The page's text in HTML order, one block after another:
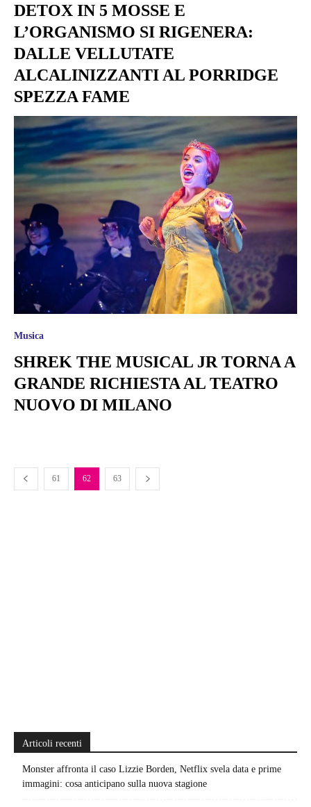
DETOX IN 5 MOSSE E
L’ORGANISMO SI RIGENERA:
DALLE VELLUTATE
ALCALINIZZANTI AL PORRIDGE
SPEZZA FAME
Musica
SHREK THE MUSICAL JR TORNA A
GRANDE RICHIESTA AL TEATRO
NUOVO DI MILANO
61 62 63
Articoli recenti
Monster affronta il caso Lizzie Borden, Netflix svela data e prime
immagini: cosa anticipano sulla nuova stagione